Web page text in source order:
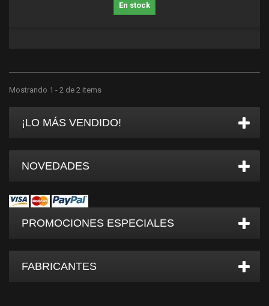
En stock
Mostrando 1 - 2 de 2 items
¡LO MÁS VENDIDO!
NOVEDADES
PROMOCIONES ESPECIALES
FABRICANTES